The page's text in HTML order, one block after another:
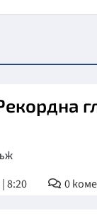
8:20 0